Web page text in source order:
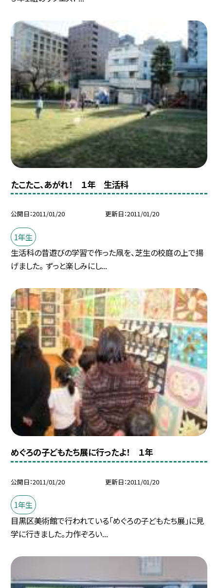
たこたこ、あがれ！ １年 生活科
公開日 2011/01/20 更新日 2011/01/20
1年生
生活科の昔遊びの学習で作った凧を、芝生の校庭の上で揚
げました。 ずっと楽しみにし...
めぐろの子どもたち展に行ったよ！ １年
公開日 2011/01/20 更新日 2011/01/20
1年生
目黒区美術館で行われている「めぐろの子どもたち展」に見
学に行きました。力作ぞろい...